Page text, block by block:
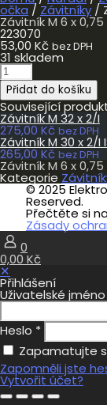
očka / Závitníky /
Závitník M 6 x 0,75
223070
53,00 Kč bez DPH
31 skladem
Závitník
M
x
0,75
SH6
HSS
množství
Přidat do košíku
Související
Závitník M 32 x 2/I
275,00 Kč bez DPH
Závitník M 30 x 2/I
265,00 Kč bez DPH
Závitník M 6 x 0,75
Kategorie
© 2025
Reserved.
Přečtěte si
Zásady
0
0,00 Kč
✕
Přihlášení
Uživatelské
Heslo *
Zapamatujte
Zapomněli jste
Vytvořit účet?